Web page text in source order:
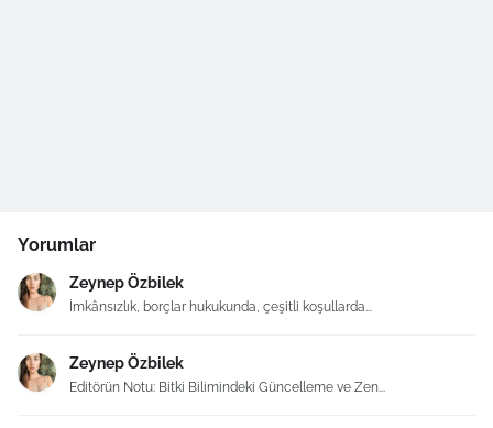
Yorumlar
Zeynep Özbilek
İmkânsızlık, borçlar hukukunda, çeşitli koşullarda...
Zeynep Özbilek
Editörün Notu: Bitki Bilimindeki Güncelleme ve Zen...